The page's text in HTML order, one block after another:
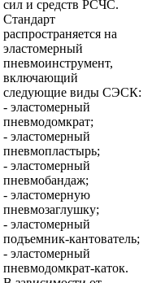
сил и средств РСЧС.
Стандарт
распространяется на
эластомерный
пневмоинструмент,
включающий
следующие виды СЭСК:
- эластомерный
пневмодомкрат;
- эластомерный
пневмопластырь;
- эластомерный
пневмобандаж;
- эластомерную
пневмозаглушку;
- эластомерный
подъемник-кантователь;
- эластомерный
пневмодомкрат-каток.